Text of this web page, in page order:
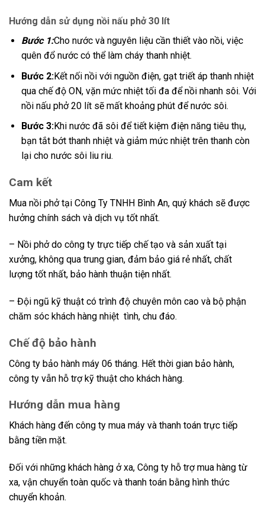
Hướng dẫn sử dụng nồi nấu phở 30 lít
Bước 1:Cho nước và nguyên liệu cần thiết vào nồi, việc
quên đổ nước có thể làm cháy thanh nhiệt.
Bước 2:Kết nối nồi với nguồn điện, gạt triết áp thanh nhiệt
qua chế độ ON, vặn mức nhiệt tối đa để nồi nhanh sôi. Với
nồi nấu phở 20 lít sẽ mất khoảng phút để nước sôi.
Bước 3:Khi nước đã sôi để tiết kiệm điện năng tiêu thụ,
bạn tắt bớt thanh nhiệt và giảm mức nhiệt trên thanh còn
lại cho nước sôi liu riu.
Cam kết
Mua nồi phở tại Công Ty TNHH Bình An, quý khách sẽ được
hưởng chính sách và dịch vụ tốt nhất.
– Nồi phở do công ty trực tiếp chế tạo và sản xuất tại
xưởng, không qua trung gian, đảm bảo giá rẻ nhất, chất
lượng tốt nhất, bảo hành thuận tiện nhất.
– Đội ngũ kỹ thuật có trình độ chuyên môn cao và bộ phận
chăm sóc khách hàng nhiệt tình, chu đáo.
Chế độ bảo hành
Công ty bảo hành máy 06 tháng. Hết thời gian bảo hành,
công ty vẫn hỗ trợ kỹ thuật cho khách hàng.
Hướng dẫn mua hàng
Khách hàng đến công ty mua máy và thanh toán trực tiếp
bằng tiền mặt.
Đối với những khách hàng ở xa, Công ty hỗ trợ mua hàng từ
xa, vận chuyển toàn quốc và thanh toán bằng hình thức
chuyển khoản.